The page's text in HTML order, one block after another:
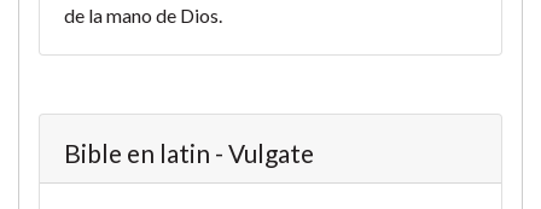
de la mano de Dios.
Bible en latin - Vulgate